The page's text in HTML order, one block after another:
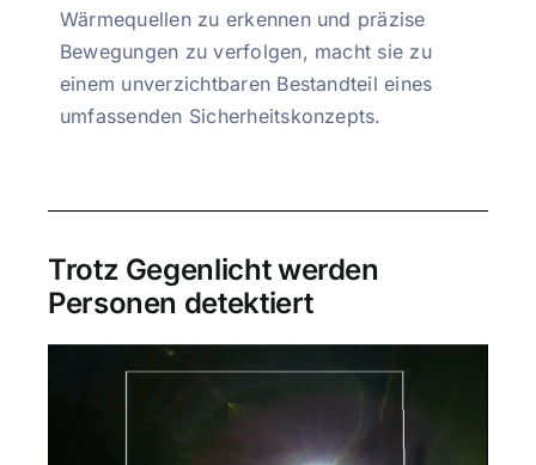
Wärmequellen zu erkennen und präzise
Bewegungen zu verfolgen, macht sie zu
einem unverzichtbaren Bestandteil eines
umfassenden Sicherheitskonzepts.
Trotz Gegenlicht werden
Personen detektiert